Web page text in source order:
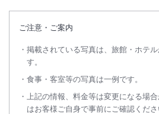
ご注意・ご案内
掲載されている写真は、旅館・ホテ
す。
食事・客室等の写真は一例です。
上記の情報、料金等は変更になる場
はお客様ご自身で事前にご確認くださ